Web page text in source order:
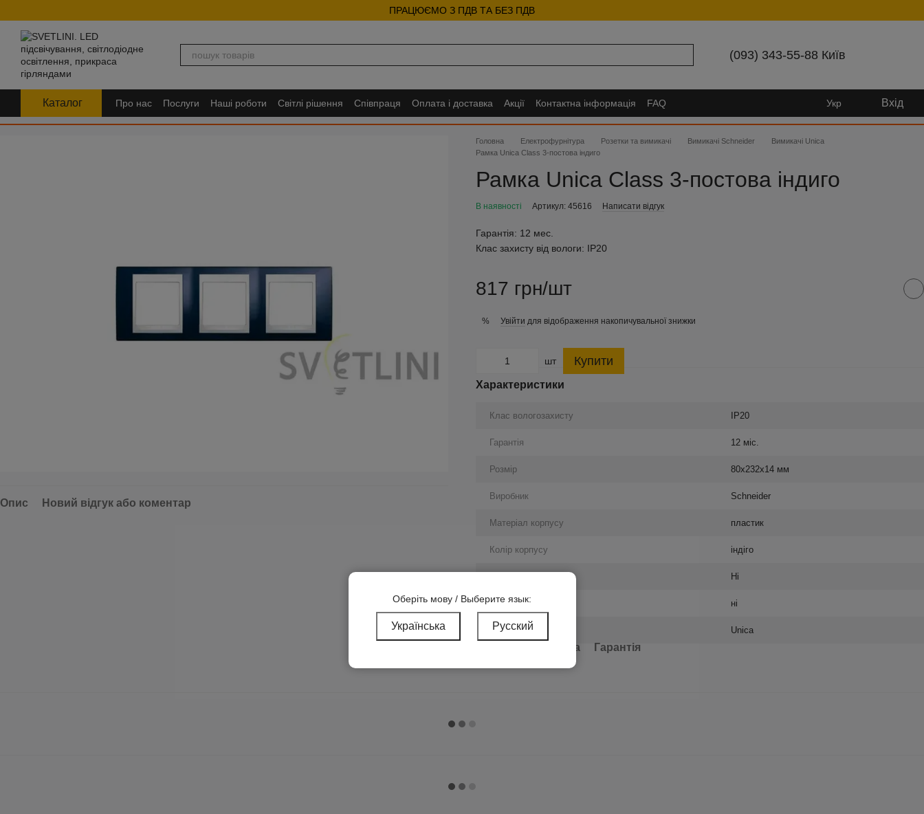
ПРАЦЮЄМО З ПДВ ТА БЕЗ ПДВ
(093) 343-55-88 Київ
Каталог Про нас Послуги Наші роботи Світлі рішення Співпраця Оплата і доставка Акції Контактна інформація FAQ Укр Вхід
Опис Новий відгук або коментар
Головна Електрофурнітура Розетки та вимикачі Вимикачі Schneider
Вимикачі Unica
Рамка Unica Class 3-постова індиго
Рамка Unica Class 3-постова індиго
В наявності Артикул: 45616 Написати відгук
Гарантія: 12 мес.
Клас захисту від вологи: IP20
817 грн/шт
% Увійти для відображення накопичувальної знижки
шт Купити
Характеристики
Клас вологозахисту IP20
Гарантія 12 міс.
Розмір 80х232х14 мм
Виробник Schneider
Матеріал корпусу пластик
Колір корпусу індіго
Ні
Заземлення ні
Серія Unica
Оплата Гарантія
Оберіть мову / Выберите язык:
Українська Русский